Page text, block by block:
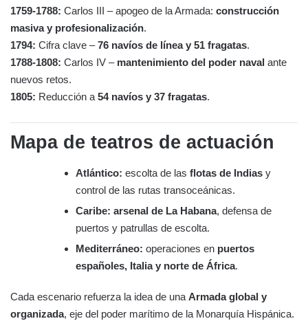
1759-1788: Carlos III – apogeo de la Armada: construcción
masiva y profesionalización.
1794: Cifra clave –76 navíos de línea y 51 fragatas.
1788-1808: Carlos IV – mantenimiento del poder naval ante
nuevos retos.
1805: Reducción a 54 navíos y 37 fragatas.
Mapa de teatros de actuación
Atlántico: escolta de las flotas de Indias y
control de las rutas transoceánicas.
Caribe: arsenal de La Habana, defensa de
puertos y patrullas de escolta.
Mediterráneo: operaciones en puertos
españoles, Italia y norte de África.
Cada escenario refuerza la idea de una Armada global y
organizada, eje del poder marítimo de la Monarquía Hispánica.